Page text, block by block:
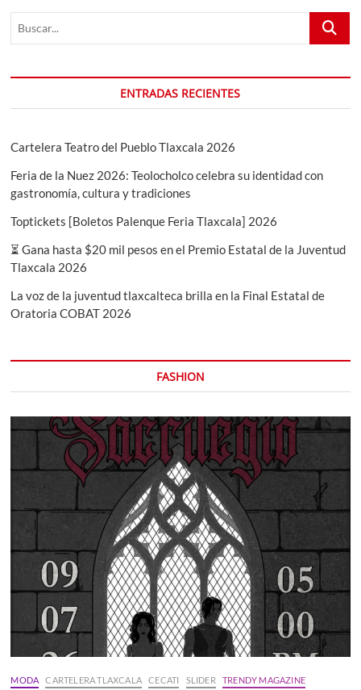
Buscar...
ENTRADAS RECIENTES
Cartelera Teatro del Pueblo Tlaxcala 2026
Feria de la Nuez 2026: Teolocholco celebra su identidad con
gastronomía, cultura y tradiciones
Toptickets [Boletos Palenque Feria Tlaxcala] 2026
⏳ Gana hasta $20 mil pesos en el Premio Estatal de la Juventud
Tlaxcala 2026
La voz de la juventud tlaxcalteca brilla en la Final Estatal de
Oratoria COBAT 2026
FASHION
MODA CARTELERA TLAXCALA CECATI SLIDER TRENDY MAGAZINE